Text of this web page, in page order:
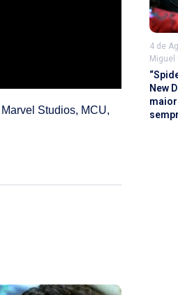
Marvel Studios, MCU,
4 de
Miguel
New